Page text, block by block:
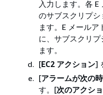
入力します。各 E
のサブスクリプ
ます。E メール
に、サブスクリ
ます。
[EC2 アクション]
[アラームが次の時
す。[次のアクシ